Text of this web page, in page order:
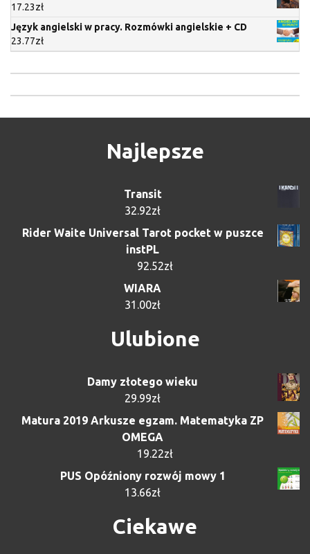
17.23zł
Język angielski w pracy. Rozmówki angielskie + CD
23.77zł
Najlepsze
Transit
32.92zł
Rider Waite Universal Tarot pocket w puszce
instPL
92.52zł
WIARA
31.00zł
Ulubione
Damy złotego wieku
29.99zł
Matura 2019 Arkusze egzam. Matematyka ZP
OMEGA
19.22zł
PUS Opóźniony rozwój mowy 1
13.66zł
Ciekawe